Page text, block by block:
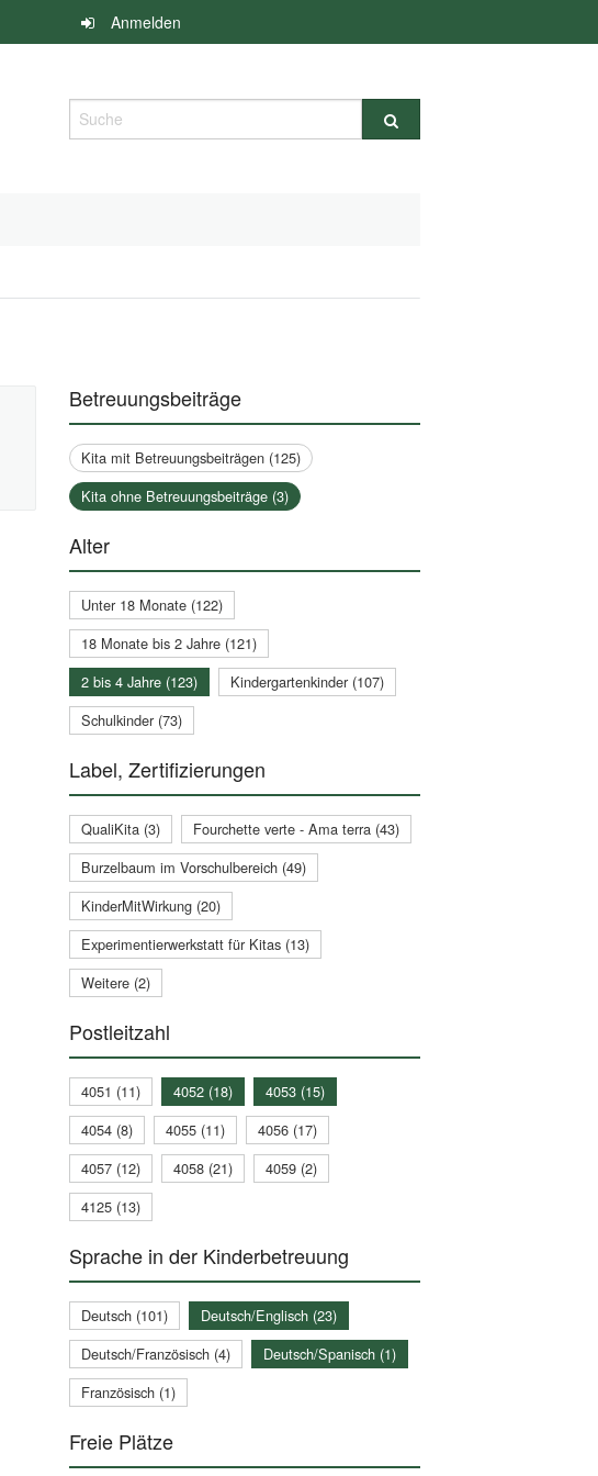
Anmelden
Suche
Betreuungsbeiträge
Kita mit Betreuungsbeiträgen (125)
Kita ohne Betreuungsbeiträge (3)
Alter
Unter 18 Monate (122)
18 Monate bis 2 Jahre (121)
2 bis 4 Jahre (123)
Kindergartenkinder (107)
Schulkinder (73)
Label, Zertifizierungen
QualiKita (3)
Fourchette verte - Ama terra (43)
Burzelbaum im Vorschulbereich (49)
KinderMitWirkung (20)
Experimentierwerkstatt für Kitas (13)
Weitere (2)
Postleitzahl
4051 (11) 4052 (18)
4053 (15)
4054 (8)
4055 (11)
4056 (17)
4057 (12)
4058 (21)
4059 (2)
4125 (13)
Sprache in der Kinderbetreuung
Deutsch (101)
Deutsch/Englisch (23)
Deutsch/Französisch (4)
Deutsch/Spanisch (1)
Französisch (1)
Freie Plätze